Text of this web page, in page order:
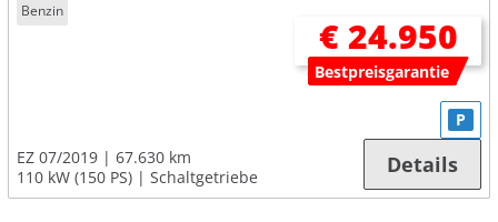
Benzin
€ 24.950
Bestpreisgarantie
EZ 07/2019
67.630 km
110 kW (150 PS)
Schaltgetriebe
P
Details